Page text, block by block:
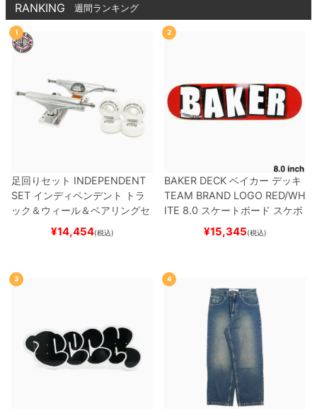
RANKING 週間ランキング
1
足回りセット INDEPENDENT
SET インディペンデント
トラ
ック＆ウィール＆ベアリングセ
（トリック用）
ード スケボー
¥14,454(税込)
2
BAKER DECK ベイカー デッキ
TEAM BRAND LOGO RED/WH
ITE 8.0 スケートボード スケボ
¥15,345(税込)
3 4